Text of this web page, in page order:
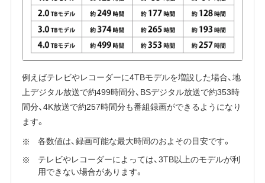
例えばテレビやレコーダーに4TBモデルを増設した場合、地
上デジタル放送で約499時間分、BSデジタル放送で約353時
間分、4K放送で約257時間分も番組録画ができるようになり
ます。
各数値は、録画可能な最大時間のおよその目安です。
テレビやレコーダーによっては、3TB以上のモデルが利
用できない場合があります。